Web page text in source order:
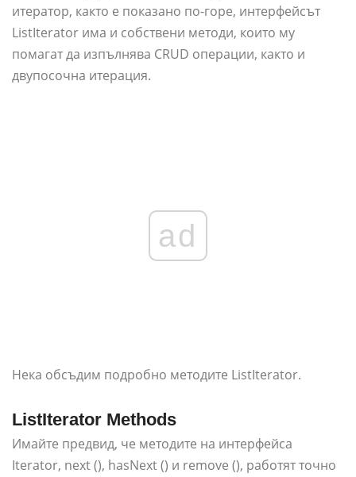
итератор, както е показано по-горе, интерфейсът
ListIterator има и собствени методи, които му
помагат да изпълнява CRUD операции, както и
двупосочна итерация.
ad
Нека обсъдим подробно методите ListIterator.
ListIterator Methods
Имайте предвид, че методите на интерфейса
Iterator, next (), hasNext () и remove (), работят точно